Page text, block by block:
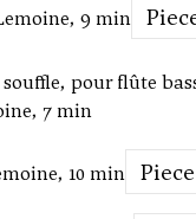
9 min
pour flûte
7 min
10 min Piece